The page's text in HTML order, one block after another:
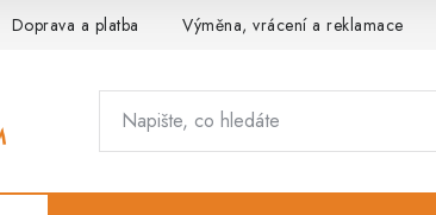
Doprava a platba Výměna, vrácení a reklamace